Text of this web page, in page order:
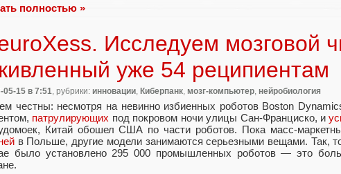
полностью »
Исследуем мозговой
уже 54 реципиентам
05-15 в 7:51 , рубрики: инновации Киберпанк мозг-компьютер нейробиология
честны: несмотря на невинно избиенных роботов Boston
патрулирующих под покровом ночи улицы Сан-Франциско, и
Китай обошел США по части роботов. Пока масс-
в Польше, другие модели занимаются серьезными вещами. Так,
было установлено 295 000 промышленных роботов — это